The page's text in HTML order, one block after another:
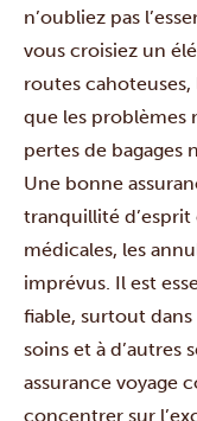
n’oubliez pas
vous croisiez un
routes cahoteuses,
que les problèmes
pertes de bagages
Une bonne
tranquillité
médicales, les
imprévus. Il est
fiable, surtout dans
soins et à d’autres
assurance voyage
concentrer sur